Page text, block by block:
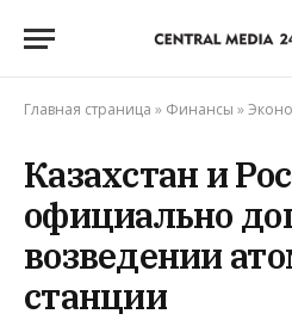
Главная страница » Финансы »
Казахстан и
официально
возведении
станции